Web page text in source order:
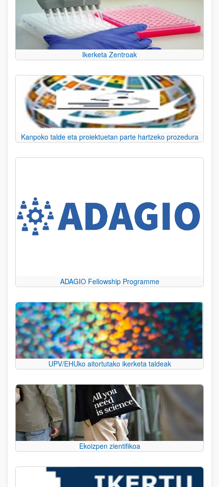
Ikerketa Zentroak
Kanpoko talde eta proiektuetan parte hartzeko prozedura
ADAGIO Fellowship Programme
UPV/EHUko aitortutako ikerketa taldeak
Ekoizpen zientifikoa